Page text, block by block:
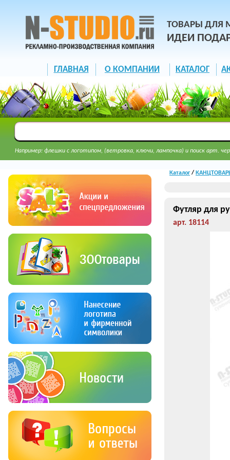
ТОВАРЫ ДЛЯ
ИДЕИ
ГЛАВНАЯ О КОМПАНИИ КАТАЛОГ
Например: флешки с логотипом, (ветровка, ключи, лампочка) и поиск арт.
Каталог/
Футляр для
арт. 18114